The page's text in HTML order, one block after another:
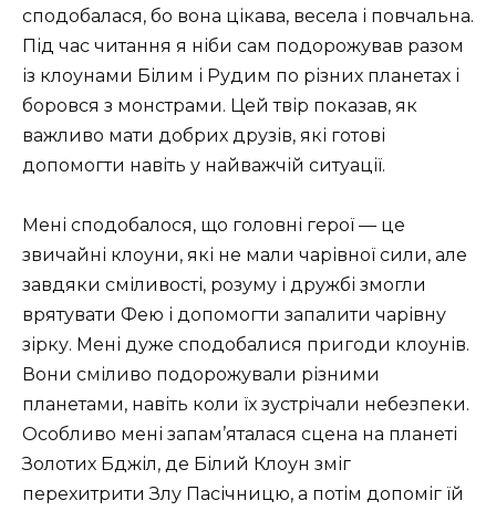
сподобалася, бо вона цікава, весела і повчальна.
Під час читання я ніби сам подорожував разом
із клоунами Білим і Рудим по різних планетах і
боровся з монстрами. Цей твір показав, як
важливо мати добрих друзів, які готові
допомогти навіть у найважчій ситуації.
Мені сподобалося, що головні герої — це
звичайні клоуни, які не мали чарівної сили, але
завдяки сміливості, розуму і дружбі змогли
врятувати Фею і допомогти запалити чарівну
зірку. Мені дуже сподобалися пригоди клоунів.
Вони сміливо подорожували різними
планетами, навіть коли їх зустрічали небезпеки.
Особливо мені запам’яталася сцена на планеті
Золотих Бджіл, де Білий Клоун зміг
перехитрити Злу Пасічницю, а потім допоміг їй